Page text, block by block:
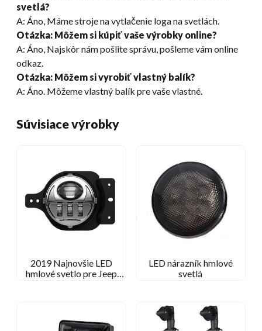
svetlá?
A: Áno, Máme stroje na vytlačenie loga na svetlách.
Otázka: Môžem si kúpiť vaše výrobky online?
A: Áno, Najskôr nám pošlite správu, pošleme vám online
odkaz.
Otázka: Môžem si vyrobiť vlastný balík?
A: Áno. Môžeme vlastný balík pre vaše vlastné.
Súvisiace výrobky
2019 Najnovšie LED
hmlové svetlo pre Jeep
LED nárazník hmlové
svetlá